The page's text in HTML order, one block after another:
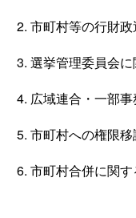
市町村等の行財政
選挙管理委員会に
広域連合・一部事
市町村への権限移
市町村合併に関す